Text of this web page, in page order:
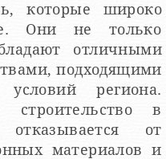
которые широко
Они не только
отличными
подходящими
региона.
строительство в
от
материалов и